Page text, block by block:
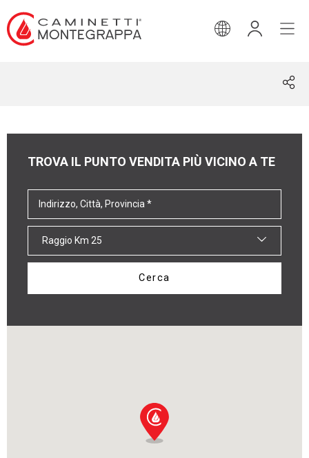
INGLESE
TROVA IL PUNTO VENDITA PIÙ VICINO A TE
Raggio Km 25
Cerca